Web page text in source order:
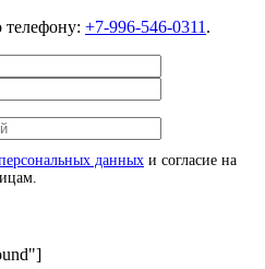
+7-996-546-0311 .
данных и согласие на